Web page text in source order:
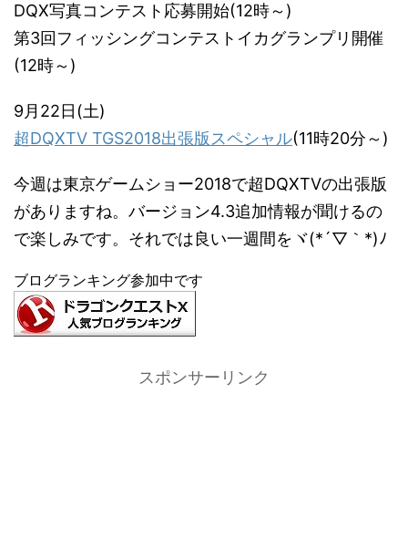
DQX写真コンテスト応募開始(12時～)
第3回フィッシングコンテストイカグランプリ開催
(12時～)
9月22日(土)
超DQXTV TGS2018出張版スペシャル(11時20分～)
今週は東京ゲームショー2018で超DQXTVの出張版
がありますね。バージョン4.3追加情報が聞けるの
で楽しみです。それでは良い一週間をヾ(*´▽｀*)ﾉ
ブログランキング参加中です
スポンサーリンク